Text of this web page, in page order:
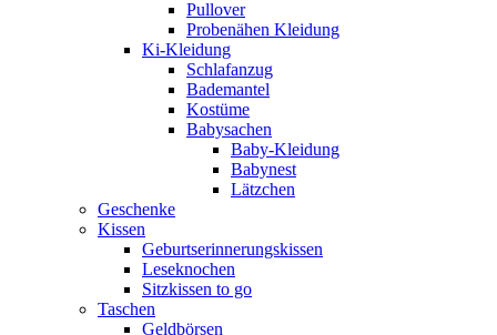
Pullover
Probenähen Kleidung
Ki-Kleidung
Schlafanzug
Bademantel
Kostüme
Babysachen
Baby-Kleidung
Babynest
Lätzchen
Geschenke
Kissen
Geburtserinnerungskissen
Leseknochen
Sitzkissen to go
Taschen
Geldbörsen